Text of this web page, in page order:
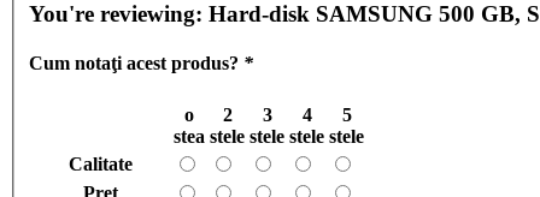
You're reviewing: Hard-disk
Cum notaţi acest produs? *
o
stea
2
stele
3
stele
4
stele
5
stele
Calitate
Preţ